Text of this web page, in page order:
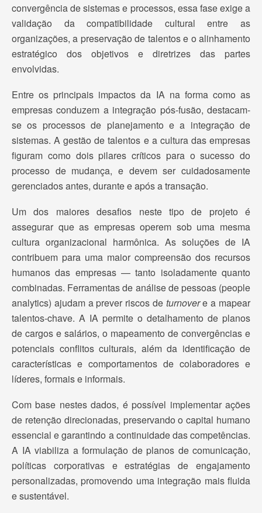
convergência de sistemas e processos, essa fase exige a
validação da compatibilidade cultural entre as
organizações, a preservação de talentos e o alinhamento
estratégico dos objetivos e diretrizes das partes
envolvidas.
Entre os principais impactos da IA na forma como as
empresas conduzem a integração pós-fusão, destacam-
se os processos de planejamento e a integração de
sistemas. A gestão de talentos e a cultura das empresas
figuram como dois pilares críticos para o sucesso do
processo de mudança, e devem ser cuidadosamente
gerenciados antes, durante e após a transação.
Um dos maiores desafios neste tipo de projeto é
assegurar que as empresas operem sob uma mesma
cultura organizacional harmônica. As soluções de IA
contribuem para uma maior compreensão dos recursos
humanos das empresas — tanto isoladamente quanto
combinadas. Ferramentas de análise de pessoas (people
analytics) ajudam a prever riscos de turnovere a mapear
talentos-chave. A IA permite o detalhamento de planos
de cargos e salários, o mapeamento de convergências e
potenciais conflitos culturais, além da identificação de
características e comportamentos de colaboradores e
líderes, formais e informais.
Com base nestes dados, é possível implementar ações
de retenção direcionadas, preservando o capital humano
essencial e garantindo a continuidade das competências.
A IA viabiliza a formulação de planos de comunicação,
políticas corporativas e estratégias de engajamento
personalizadas, promovendo uma integração mais fluida
e sustentável.